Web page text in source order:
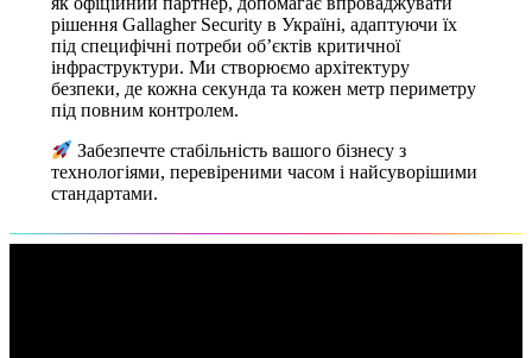
рішення Gallagher Security в Україні, адаптуючи їх
під специфічні потреби об’єктів критичної
інфраструктури. Ми створюємо архітектуру
безпеки, де кожна секунда та кожен метр периметру
під повним контролем.
Забезпечте стабільність вашого бізнесу з
технологіями, перевіреними часом і найсуворішими
стандартами.